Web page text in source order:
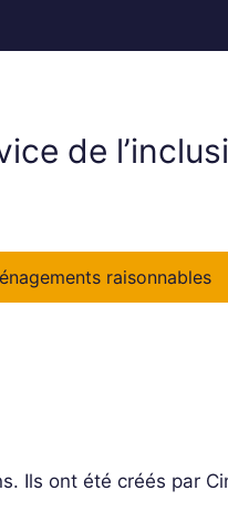
de
raisonnables
Ils ont été créés par